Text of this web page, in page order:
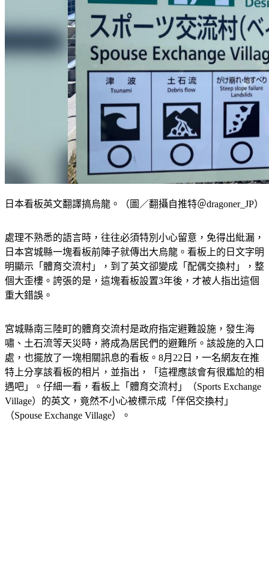
日本看板英文翻譯搞烏龍。（圖／翻攝自推特＠dragoner_JP）
處理不熟悉的語言時，往往必須特別小心留意，免得出紕漏，
日本宮城縣一塊看板前陣子就傳出大烏龍。看板上的日文字明
明顯示「體育交流村」，到了英文卻變成「配偶交換村」，整
個大歪樓。誇張的是，這塊看板設置3年後，才被人指出這個
重大錯誤。
宮城縣南三陸町的體育交流村是政府指定避難設施，發生海
嘯、土石流等天災時，將成為居民們的避難所。該設施的入口
處，也擺放了一塊相關訊息的看板。8月22日，一名網友在推
特上分享該看板的相片，並指出，「這裡應該會有很尷尬的相
遇吧」。仔細一看，看板上「體育交流村」（Sports Exchange
Village）的英文，竟然不小心被標示成「伴侶交換村」
（Spouse Exchange Village）。